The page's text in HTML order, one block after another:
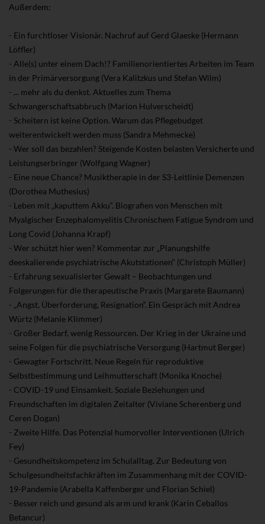
Außerdem:
- Ein furchtloser Visionär. Nachruf auf Gerd Glaeske (Hermann
Löffler)
- Alle(s) unter einem Dach!? Familienorientiertes Arbeiten im Team
in der Primärversorgung (Vera Kalitzkus und Stefan Wilm)
- ... mehr als du denkst. Aktuelles zum Thema
Schwangerschaftsabbruch (Marion Hulverscheidt)
- Scheitern ist keine Option. Warum das Pflegebudget
weiterentwickelt werden muss (Sandra Mehmecke)
- Wer soll das bezahlen? Steigende Kosten belasten Versicherte und
Leistungserbringer (Wolfgang Wagner)
- Eine neue Chance? Musiktherapie in der S3-Leitlinie Demenzen
(Dorothea Muthesius)
- Leben mit „kaputtem Akku“. Biografien von Menschen mit
Myalgischer Enzephalomyelitis Chronischem Fatigue Syndrom und
Long Covid (Johanna Krapf)
- Wer schützt hier wen? Kommentar zur „Planungshilfe
deeskalierende psychiatrische Akutstationen“ (Christoph Müller)
- Erfahrung sexualisierter Gewalt – Beobachtungen und
Folgerungen für die therapeutische Praxis (Margarete Baumann)
- „Angst, Überforderung, Resignation“. Ein Gespräch mit Andrea
Würtz (Melanie Klimmer)
- Großer Bedarf, wenig Ressourcen. Der Krieg in der Ukraine und
seine Folgen für die psychiatrische Versorgung (Hartmut Berger)
- Gewagter Fortschritt. Neue Regeln für reproduktive
Selbstbestimmung und Leihmutterschaft (Monika Knoche)
- COVID-19 und Einsamkeit. Soziale Beziehungen und
Freundschaften im digitalen Zeitalter (Viviane Scherenberg und
Ceren Dogan)
- Zweite Hilfe. Das Potenzial humorvoller Interventionen (Ulrich
Fey)
- Gesundheitskompetenz im Schulalltag. Zur Bedeutung von
Schulgesundheitsfachkräften im Zusammenhang mit der COVID-
19-Pandemie (Arabella Kaffenberger und Florian Schiel)
- Besser reich und gesund als arm und krank (Karin Ceballos
Betancur)